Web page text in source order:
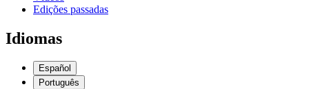
Edições passadas
Idiomas
Español
Português